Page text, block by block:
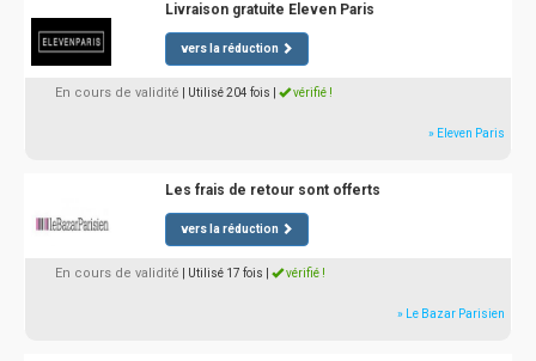
Livraison gratuite Eleven Paris
vers la réduction
En cours de validité | Utilisé 204 fois vérifié !
» Eleven Paris
Les frais de retour sont offerts
vers la réduction
En cours de validité | Utilisé 17 fois vérifié !
» Le Bazar Parisien